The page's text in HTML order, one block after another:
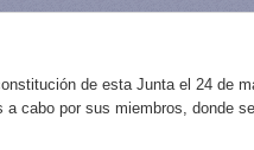
de esta Junta el 24 de
cabo por sus miembros, donde